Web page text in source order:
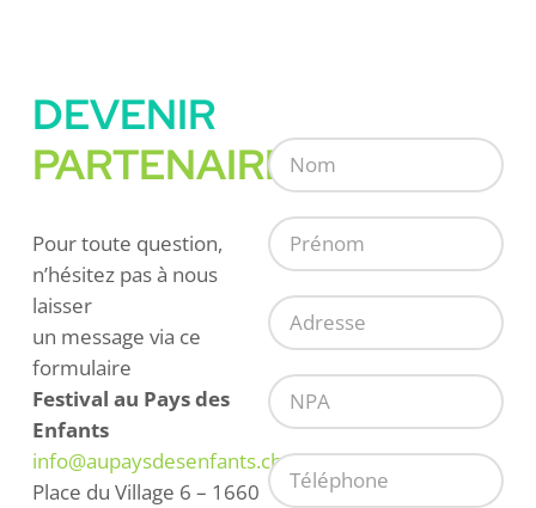
DEVENIR
PARTENAIRE
Pour toute question,
n’hésitez pas à nous
laisser
un message via ce
formulaire
Festival au Pays des
Enfants
info@aupaysdesenfants.ch
Place du Village 6 – 1660